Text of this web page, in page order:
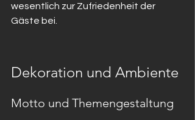
wesentlich zur Zufriedenheit der
Gäste bei.
Dekoration und Ambiente
Motto und Themengestaltung